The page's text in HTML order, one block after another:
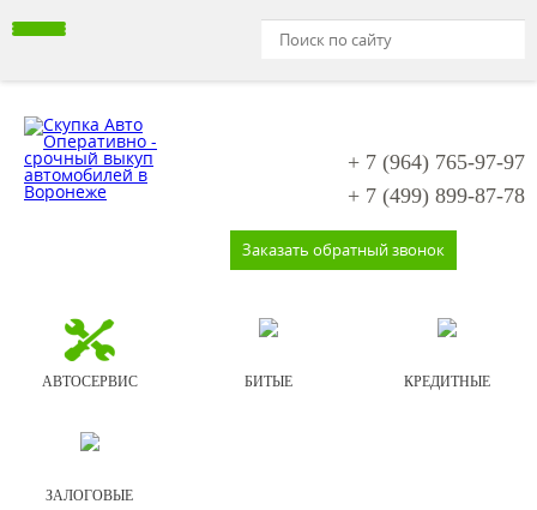
+ 7 (964) 765-97-97
+ 7 (499) 899-87-78
Заказать обратный звонок
АВТОСЕРВИС БИТЫЕ КРЕДИТНЫЕ
ЗАЛОГОВЫЕ